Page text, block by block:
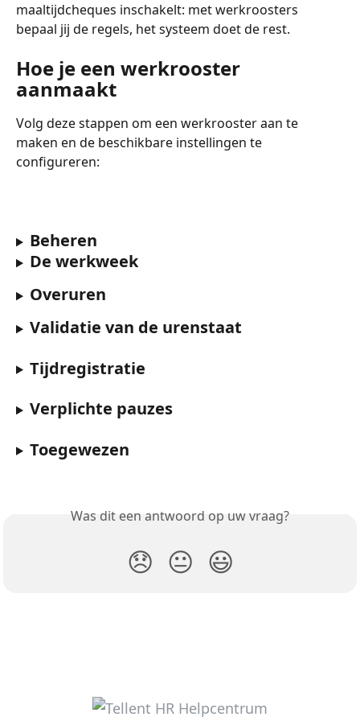
maaltijdcheques inschakelt: met werkroosters
bepaal jij de regels, het systeem doet de rest.
Hoe je een werkrooster
aanmaakt
Volg deze stappen om een werkrooster aan te
maken en de beschikbare instellingen te
configureren:
Beheren
De werkweek
Overuren
Validatie van de urenstaat
Tijdregistratie
Verplichte pauzes
Toegewezen
Was dit een antwoord op uw vraag?
😞 😐 😃